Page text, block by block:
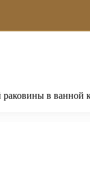
в ванной